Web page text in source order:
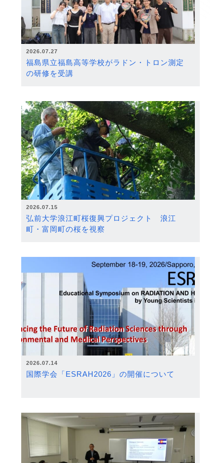
2026.07.27
福島県立福島高等学校がラドン・トロン測定
の研修を受講
2026.07.15
弘前大学浪江町桜復興プロジェクト 浪江
町・富岡町の桜を視察
2026.07.14
国際学会「ESRAH2026」の開催について